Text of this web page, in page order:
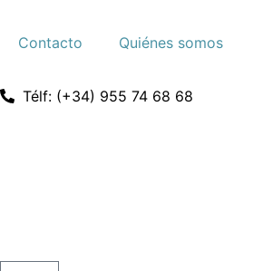
Contacto Quiénes somos
Télf: (+34) 955 74 68 68